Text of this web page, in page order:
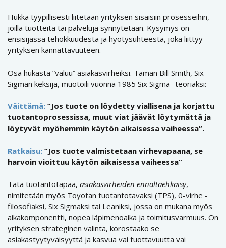
Hukka tyypillisesti liitetään yrityksen sisäisiin prosesseihin,
joilla tuotteita tai palveluja synnytetään. Kysymys on
ensisijassa tehokkuudesta ja hyötysuhteesta, joka liittyy
yrityksen kannattavuuteen.
Osa hukasta ”valuu” asiakasvirheiksi. Tämän Bill Smith, Six
Sigman keksijä, muotoili vuonna 1985 Six Sigma -teoriaksi:
Väittämä: ”Jos tuote on löydetty viallisena ja korjattu
tuotantoprosessissa, muut viat jäävät löytymättä ja
löytyvät myöhemmin käytön aikaisessa vaiheessa”.
Ratkaisu: ”Jos tuote valmistetaan virhevapaana, se
harvoin vioittuu käytön aikaisessa vaiheessa”
Tätä tuotantotapaa, asiakasvirheiden ennaltaehkäisy,
nimitetään myös Toyotan tuotantotavaksi (TPS), 0-virhe -
filosofiaksi, Six Sigmaksi tai Leaniksi, jossa on mukana myös
aikakomponentti, nopea läpimenoaika ja toimitusvarmuus. On
yrityksen strateginen valinta, korostaako se
asiakastyytyväisyyttä ja kasvua vai tuottavuutta vai